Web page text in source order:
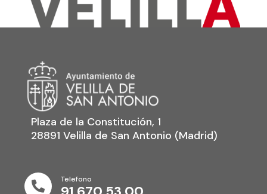
Plaza de la Constitución, 1
28891 Velilla de San Antonio (Madrid)

Telefono